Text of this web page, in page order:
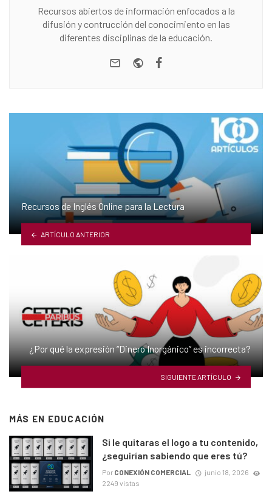
Recursos abiertos de información enfocados a la
difusión y contrucción del conocimiento en las
diferentes disciplinas de la educación.
e-mail Website
Recursos de Inglés Online para la Lectura
ARTÍCULO ANTERIOR
¿Por qué la expresión “Dinero Inorgánico” es incorrecta?
SIGUIENTE ARTÍCULO
MÁS EN EDUCACIÓN
Si le quitaras el logo a tu contenido,
¿seguirían sabiendo que eres tú?
Por CONEXIÓN COMERCIAL
junio 18, 2026
2249 vistas